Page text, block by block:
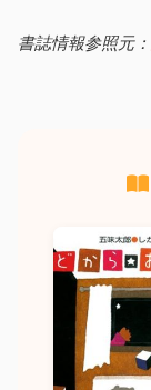
書誌情報参照元：